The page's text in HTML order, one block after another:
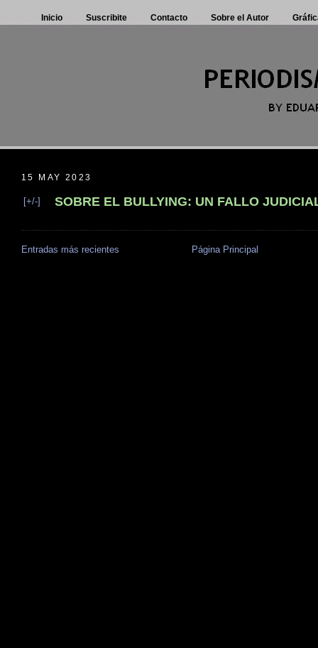
Inicio Suscribite Contacto Sobre el Autor
15 MAY 2023
[+/-] SOBRE EL BULLYING: UN FALLO
Entradas más recientes Página Principal